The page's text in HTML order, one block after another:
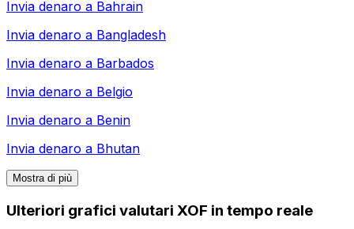
Invia denaro a Bahrain
Invia denaro a Bangladesh
Invia denaro a Barbados
Invia denaro a Belgio
Invia denaro a Benin
Invia denaro a Bhutan
Mostra di più
Ulteriori grafici valutari XOF in tempo reale